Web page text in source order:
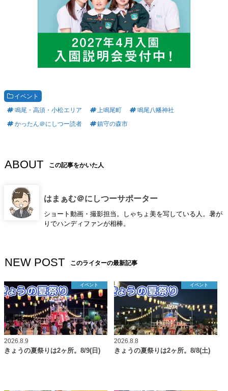
イベント
鳴尾・高須・小松エリア
上鳴尾町
鳴尾八幡神社
かったん＠にしつー読者
鎮守の森市
ABOUT この記事をかいた人
はまぁむ＠にしつーサポーター
ショート動画・撮影担当。しゃちょ美を写している人。暑が
りでハンディファンが相棒。
NEW POST このライターの最新記事
イベント
2026.8.9
きょうの夏祭りは2ヶ所。8/9(日)
イベント
2026.8.8
きょうの夏祭りは2ヶ所。8/8(土)